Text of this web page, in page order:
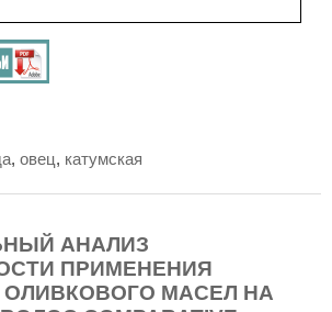
, овец, катумская
АНАЛИЗ
ПРИМЕНЕНИЯ
МАСЕЛ НА